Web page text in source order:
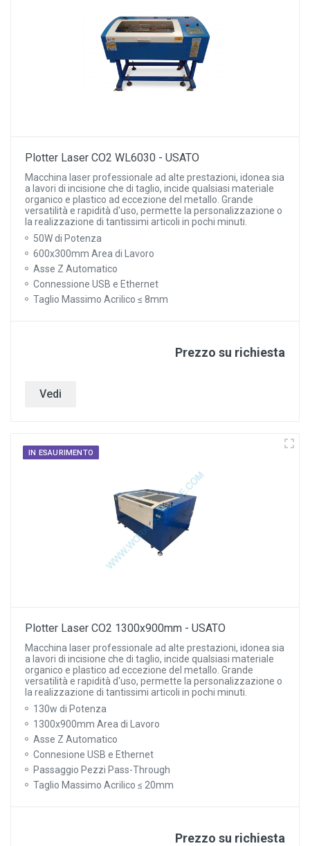
Plotter Laser CO2 WL6030 - USATO
Macchina laser professionale ad alte prestazioni, idonea sia
a lavori di incisione che di taglio, incide qualsiasi materiale
organico e plastico ad eccezione del metallo. Grande
versatilità e rapidità d'uso, permette la personalizzazione o
la realizzazione di tantissimi articoli in pochi minuti.
50W di Potenza
600x300mm Area di Lavoro
Asse Z Automatico
Connessione USB e Ethernet
Taglio Massimo Acrilico ≤ 8mm
Prezzo su richiesta
Vedi
IN ESAURIMENTO
Plotter Laser CO2 1300x900mm - USATO
Macchina laser professionale ad alte prestazioni, idonea sia
a lavori di incisione che di taglio, incide qualsiasi materiale
organico e plastico ad eccezione del metallo. Grande
versatilità e rapidità d'uso, permette la personalizzazione o
la realizzazione di tantissimi articoli in pochi minuti.
130w di Potenza
1300x900mm Area di Lavoro
Asse Z Automatico
Connesione USB e Ethernet
Passaggio Pezzi Pass-Through
Taglio Massimo Acrilico ≤ 20mm
Prezzo su richiesta